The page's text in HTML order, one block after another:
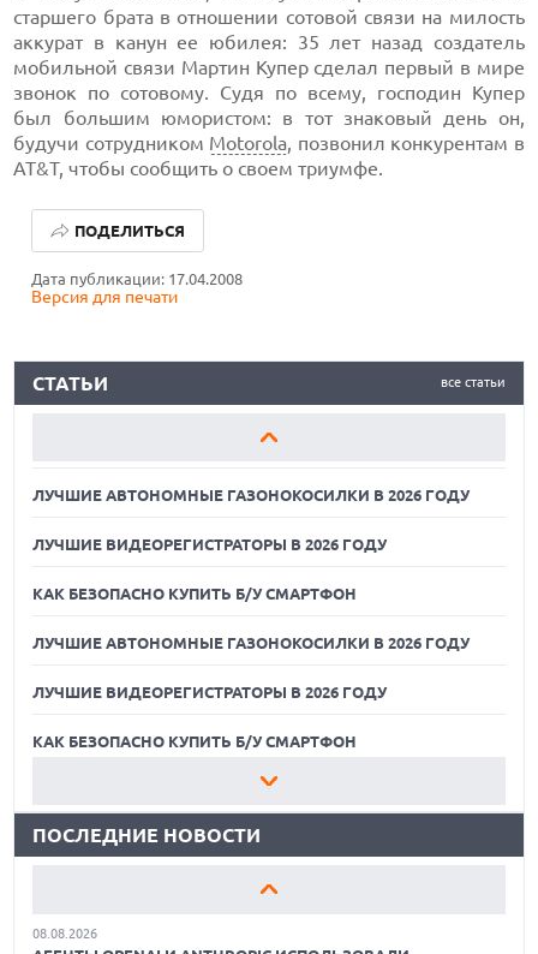
старшего брата в отношении сотовой связи на милость
аккурат в канун ее юбилея: 35 лет назад создатель
мобильной связи Мартин Купер сделал первый в мире
звонок по сотовому. Судя по всему, господин Купер
был большим юмористом: в тот знаковый день он,
будучи сотрудником Motorola, позвонил конкурентам в
AT&T, чтобы сообщить о своем триумфе.
Дата публикации: 17.04.2008
Версия для печати
ПОДЕЛИТЬСЯ
все статьи
СТАТЬИ
ЛУЧШИЕ ВИДЕОРЕГИСТРАТОРЫ В 2026 ГОДУ
КАК БЕЗОПАСНО КУПИТЬ Б/У СМАРТФОН
КАК БЕЗОПАСНО КУПИТЬ Б/У СМАРТФОН
ЛУЧШИЕ АВТОНОМНЫЕ ГАЗОНОКОСИЛКИ В 2026 ГОДУ
ЛУЧШИЕ ВИДЕОРЕГИСТРАТОРЫ В 2026 ГОДУ
КАК БЕЗОПАСНО КУПИТЬ Б/У СМАРТФОН
ЛУЧШИЕ АВТОНОМНЫЕ ГАЗОНОКОСИЛКИ В 2026 ГОДУ
ЛУЧШИЕ ВИДЕОРЕГИСТРАТОРЫ В 2026 ГОДУ
КАК БЕЗОПАСНО КУПИТЬ Б/У СМАРТФОН
ЛУЧШИЕ АВТОНОМНЫЕ ГАЗОНОКОСИЛКИ В 2026 ГОДУ
ЛУЧШИЕ ВИДЕОРЕГИСТРАТОРЫ В 2026 ГОДУ
КАК БЕЗОПАСНО КУПИТЬ Б/У СМАРТФОН
ЛУЧШИЕ АВТОНОМНЫЕ ГАЗОНОКОСИЛКИ В 2026 ГОДУ
ПОСЛЕДНИЕ НОВОСТИ
07.08.2026
ПОВТОРИТ УСПЕХ ЛЕГЕНДАРНЫХ МОДЕЛЕЙ КОМПАНИИ
ВСЕХ ПОЛЬЗОВАТЕЛЕЙ CHATGPT
08.08.2026